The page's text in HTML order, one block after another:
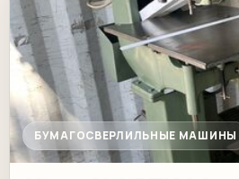
БУМАГОСВЕРЛИЛЬНЫЕ МАШИНЫ